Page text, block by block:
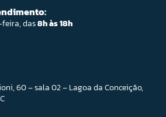
das8h às 18h
60 – sala 02 – Lagoa da Conceição,